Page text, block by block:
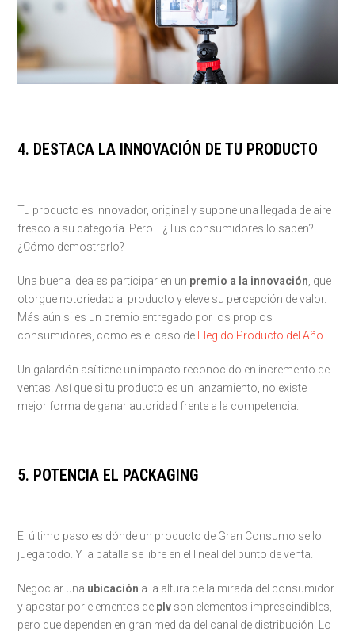
4. DESTACA LA INNOVACIÓN DE TU PRODUCTO
Tu producto es innovador, original y supone una llegada de aire
fresco a su categoría. Pero… ¿Tus consumidores lo saben?
¿Cómo demostrarlo?
Una buena idea es participar en un premio a la innovación , que
otorgue notoriedad al producto y eleve su percepción de valor.
Más aún si es un premio entregado por los propios
consumidores, como es el caso de Elegido Producto del Año
Un galardón así tiene un impacto reconocido en incremento de
ventas. Así que si tu producto es un lanzamiento, no existe
mejor forma de ganar autoridad frente a la competencia.
5. POTENCIA EL PACKAGING
El último paso es dónde un producto de Gran Consumo se lo
juega todo. Y la batalla se libre en el lineal del punto de venta.
Negociar una ubicación a la altura de la mirada del consumidor
y apostar por elementos de plv son elementos imprescindibles,
pero que dependen en gran medida del canal de distribución. Lo